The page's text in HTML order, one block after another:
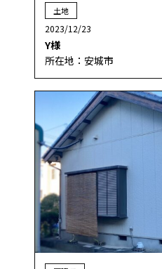
土地
2023/12/23
Y様
所在地：安城市